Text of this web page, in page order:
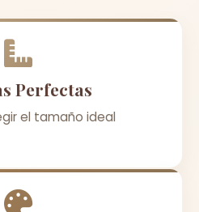
Perfectas
el tamaño ideal